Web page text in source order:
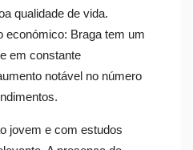
qualidade de vida.
económico: Braga tem um
em constante
notável no número
jovem e com estudos